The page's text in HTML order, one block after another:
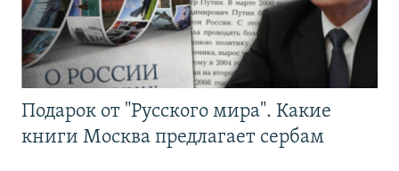
Подарок от "Русского мира". Какие
книги Москва предлагает сербам